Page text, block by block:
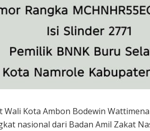
Wali Kota Ambon Bodewin
nasional dari Badan Amil Zakat